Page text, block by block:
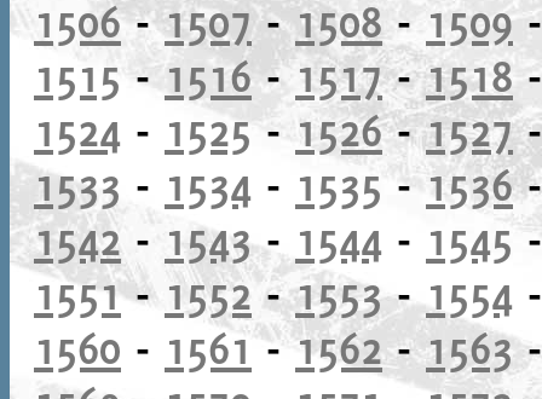
1506-1507-1508 -1509
1515 - 1516-1517-1518
1524 - 1525-1526-1527
1533 - 1534 - 1535-1536
1542 - 1543- 1544 - 1545
1551- 1552-1553-1554
1560 - 1561-1562-1563